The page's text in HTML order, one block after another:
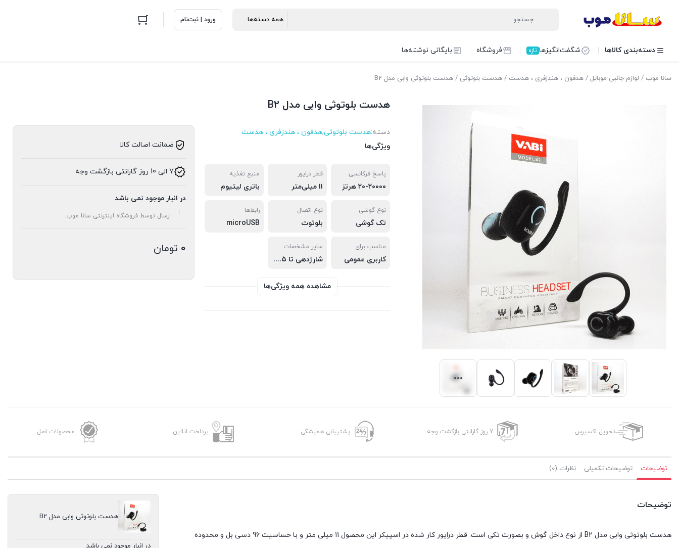
ورود | ثبت‌نام
دسته‌بندی کالاها شگفت‌انگیزها تازه فروشگاه بایگانی نوشته‌ها
سانا موب / لوازم جانبی موبایل / هدفون ، هندزفری ، هدست / هدست بلوتوثی / هدست بلوتوثی وابی مدل B2
هدست بلوتوثی وابی مدل B2
دسته:هدست بلوتوثی,هدفون ، هندزفری ، هدست
ویژگی‌ها
پاسخ فرکانسی
۲۰-۲۰۰۰۰ هرتز
قطر درایور
۱۱ میلی‌متر
منبع تغذیه
باتری لیتیوم
نوع گوشی
تک گوشی
نوع اتصال
بلوتوث
رابط‌ها
microUSB
مناسب برای
کاربری عمومی
سایر مشخصات
شارژدهی تا ۳.۵ ساعت, – بلوتوث ورژن ۵.۰ و برد تا ۱۵ متر, – باتری داخلی ۵۰ میلی آمپر ساعت
مشاهده همه ویژگی‌ها
ضمانت اصالت کالا
7 الی 10 روز گارانتی بازگشت وجه
در انبار موجود نمی باشد
ارسال توسط فروشگاه اینترنتی سانا موب.
0 تومان
تحویل اکسپرس 7 روز گارانتی بازگشت وجه پشتیبانی همیشگی پرداخت انلاین محصولات اصل
توضیحات توضیحات تکمیلی نظرات (0)
توضیحات
هدست بلوتوثی وابی مدل B2 از نوع داخل گوش و بصورت تکی است. قطر درایور کار شده در اسپیکر این محصول 11 میلی متر و با حساسیت 96 دسی بل و محدوده
هدست بلوتوثی وابی مدل B2